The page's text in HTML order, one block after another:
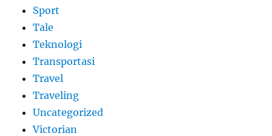
Sport
Tale
Teknologi
Transportasi
Travel
Traveling
Uncategorized
Victorian